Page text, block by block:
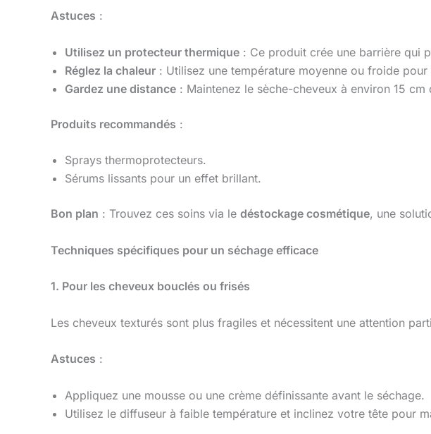
Astuces :
Utilisez un protecteur thermique : Ce produit crée une barrière qui
Réglez la chaleur : Utilisez une température moyenne ou froide
Gardez une distance : Maintenez le sèche-cheveux à environ 15
Produits recommandés :
Sprays thermoprotecteurs.
Sérums lissants pour un effet brillant.
Bon plan : Trouvez ces soins via le déstockage cosmétique, une
Techniques spécifiques pour un séchage efficace
1. Pour les cheveux bouclés ou frisés
Les cheveux texturés sont plus fragiles et nécessitent une attention
Astuces :
Appliquez une mousse ou une crème définissante avant le séchage.
Utilisez le diffuseur à faible température et inclinez votre tête pour